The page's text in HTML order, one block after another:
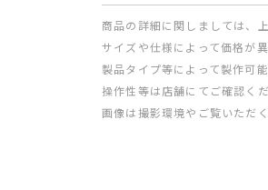
商品の詳細に関しましては、
サイズや仕様によって価格が異
製品タイプ等によって製作可
操作性等は店舗にてご確認くだ
画像は撮影環境やご覧いただ